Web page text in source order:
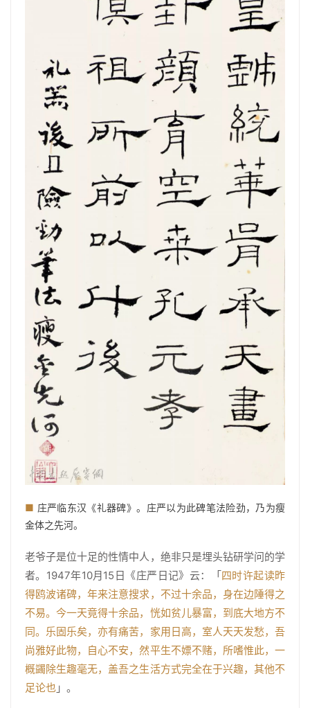
■ 庄严临东汉《礼器碑》。庄严以为此碑笔法险劲，乃为瘦
金体之先河。
老爷子是位十足的性情中人，绝非只是埋头钻研学问的学
者。1947年10月15日《庄严日记》云：「 四时许起读昨
得鸥波诸碑，年来注意搜求，不过十余品，身在边陲得之
不易。今一天竟得十余品，恍如贫儿暴富，到底大地方不
同。乐固乐矣，亦有痛苦，家用日高，室人天天发愁，吾
尚雅好此物，自心不安，然平生不嫖不赌，所嗜惟此，一
概蠲除生趣毫无，盖吾之生活方式完全在于兴趣，其他不
足论也 」。